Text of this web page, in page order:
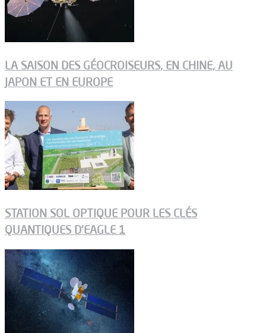
LA SAISON DES GÉOCROISEURS, EN CHINE, AU
JAPON ET EN EUROPE
STATION SOL OPTIQUE POUR LES CLÉS
QUANTIQUES D’EAGLE 1